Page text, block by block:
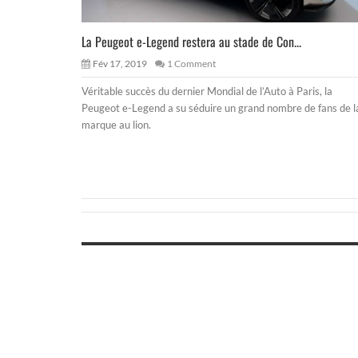
La Peugeot e-Legend restera au stade de Con...
Fév 17, 2019 1 Comment
Véritable succès du dernier Mondial de l’Auto à Paris, la
Peugeot e-Legend a su séduire un grand nombre de fans de
marque au lion.